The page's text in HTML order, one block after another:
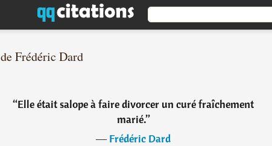
Frédéric Dard
“Elle était salope à faire divorcer un curé fraîchement
marié.”
―Frédéric Dard